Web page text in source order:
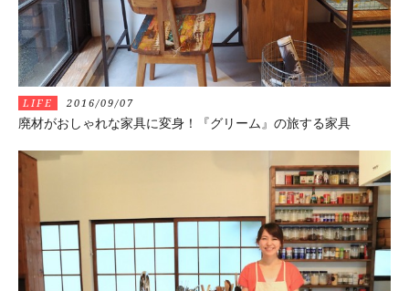
LIFE 2016/09/07
廃材がおしゃれな家具に変身！『グリーム』の旅する家具